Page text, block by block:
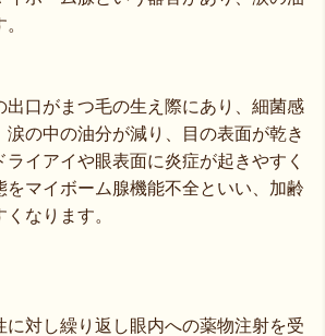
出口がまつ毛の生え際にあり、細菌感
涙の中の油分が減り、目の表面が乾き
イアイや眼表面に炎症が起きやすく
をマイボーム腺機能不全といい、加齢
なります。
に対し繰り返し眼内への薬物注射を受